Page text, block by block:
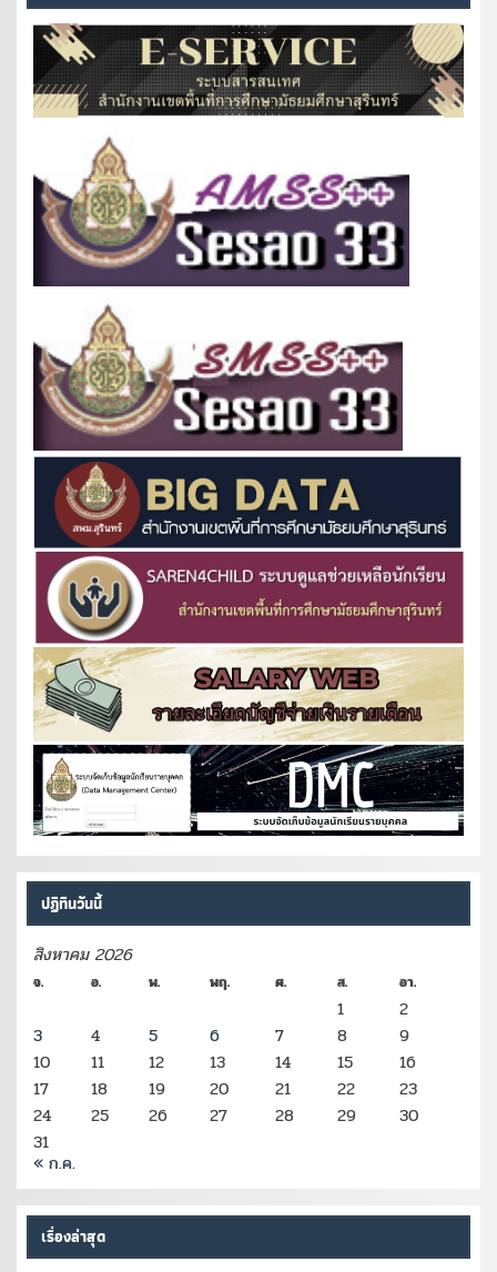
ปฏิทินวันนี้
สิงหาคม 2026
จ. อ. พ. พฤ. ศ. ส. อา.
1
2
3
4 5 6 7 8
9
10
11 12 13 14 15
16
17
18 19 20 21 22
23
24
25 26 27 28 29
30
31
« ก.ค.
เรื่องล่าสุด